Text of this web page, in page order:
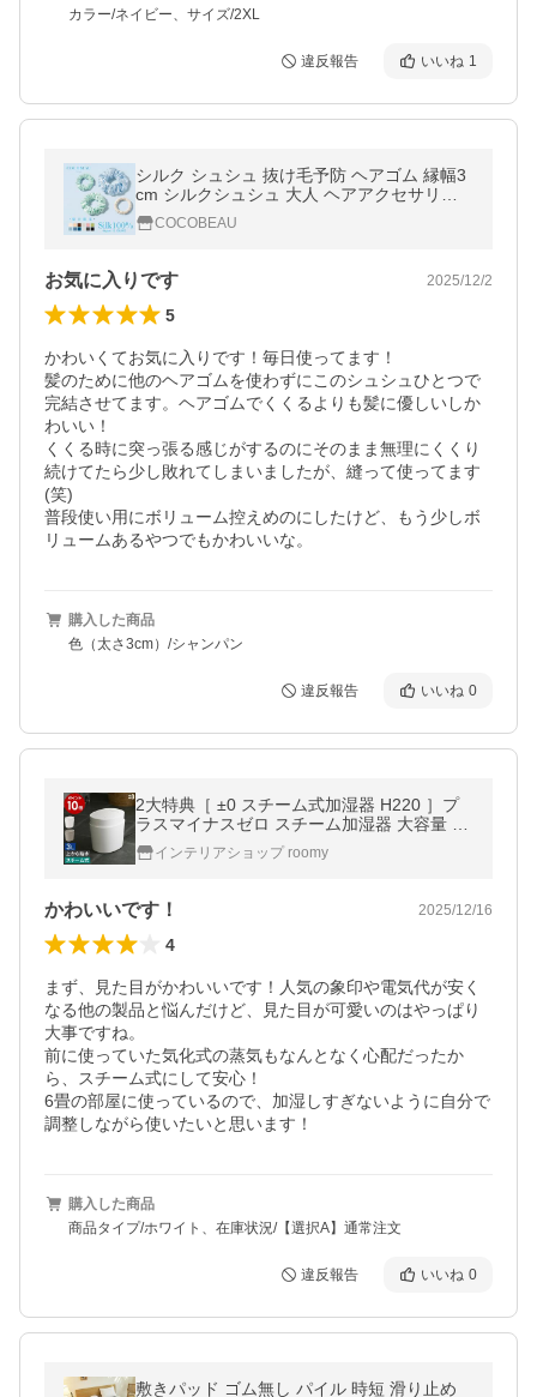
カラー/ネイビー、サイズ/2XL
違反報告 いいね 1
シルク シュシュ 抜け毛予防 ヘアゴム 縁幅3
cm シルクシュシュ 大人 ヘアアクセサリー
高級 プレゼント 切れ毛対策 毛量多対応 毛崩
れにくい 髪に優しい
COCOBEAU
お気に入りです 2025/12/2
5
かわいくてお気に入りです！毎日使ってます！
髪のために他のヘアゴムを使わずにこのシュシュひとつで
完結させてます。ヘアゴムでくくるよりも髪に優しいしか
わいい！
くくる時に突っ張る感じがするのにそのまま無理にくくり
続けてたら少し敗れてしまいましたが、縫って使ってます
(笑)
普段使い用にボリューム控えめのにしたけど、もう少しボ
リュームあるやつでもかわいいな。
購入した商品
色（太さ3cm）/シャンパン
違反報告 いいね 0
2大特典［ ±0 スチーム式加湿器 H220 ］プ
ラスマイナスゼロ スチーム加湿器 大容量 3L
加熱式 蒸気 スチーム 上部給水 チャイルドロ
ック 加湿機 小型 XQK-H220
インテリアショップ roomy
かわいいです！ 2025/12/16
4
まず、見た目がかわいいです！人気の象印や電気代が安く
なる他の製品と悩んだけど、見た目が可愛いのはやっぱり
大事ですね。
前に使っていた気化式の蒸気もなんとなく心配だったか
ら、スチーム式にして安心！
6畳の部屋に使っているので、加湿しすぎないように自分で
調整しながら使いたいと思います！
購入した商品
商品タイプ/ホワイト、在庫状況/【選択A】通常注文
違反報告 いいね 0
敷きパッド ゴム無し パイル 時短 滑り止め